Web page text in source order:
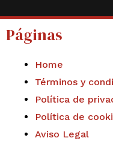
Páginas
Home
Términos y
Política de
Política de
Aviso Legal